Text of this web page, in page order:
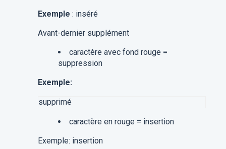
Exemple : inséré
Avant-dernier supplément
caractère avec fond rouge =
suppression
Exemple:
supprimé
caractère en rouge = insertion
Exemple: insertion